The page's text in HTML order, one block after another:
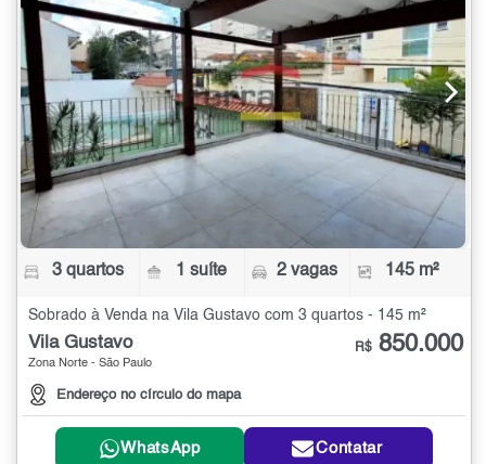
3 quartos 1 suíte 2 vagas 145 m²
Sobrado à Venda na Vila Gustavo com 3 quartos - 145 m²
Vila Gustavo
Zona Norte - São Paulo
Endereço no círculo do mapa
R$ 850.000
WhatsApp Contatar